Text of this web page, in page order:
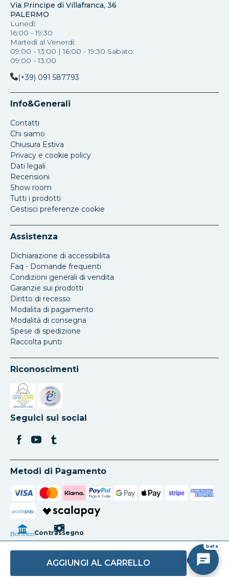
AGGIUNGI AL CARRELLO
Via Principe di Villafranca, 36
PALERMO
Lunedì:
16:00 - 19:30
Martedì al Venerdi:
09:00 - 13:00 | 16:00 - 19:30 Sabato:
09:00 - 13:00
(+39) 091 587793
Info&Generali
Contatti
Chi siamo
Chiusura Estiva
Privacy e cookie policy
Dati legali
Recensioni
Show room
Tutti i prodotti
Gestisci preferenze cookie
Assistenza
Dichiarazione di accessibilita
Faq - Domande frequenti
Condizioni generali di vendita
Garanzie sui prodotti
Diritto di recesso
Modalita di pagamento
Modalità di consegna
Spese di spedizione
Raccolta punti
Riconoscimenti
Si apre in una nuova scheda
Si apre in una nuova scheda
Seguici sui social
Metodi di Pagamento
postepay
BonificoContrassegno
beta